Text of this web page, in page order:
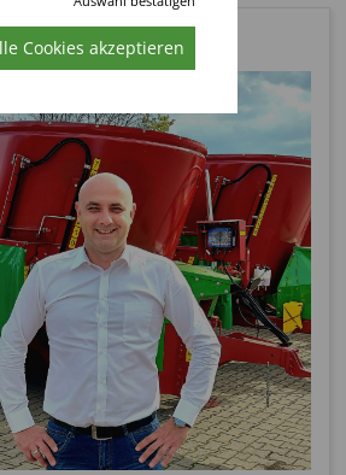
Cookies akzeptieren